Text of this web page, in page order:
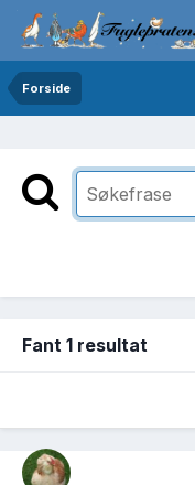
Forside
Fant 1 resultat